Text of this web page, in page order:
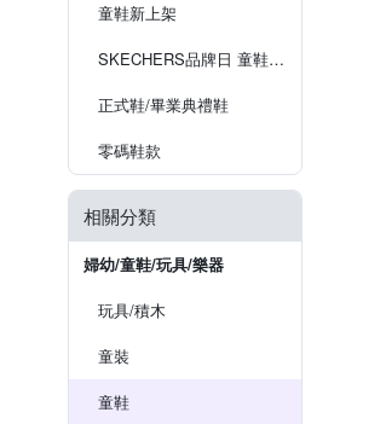
童鞋新上架
SKECHERS品牌日 童鞋特殺
正式鞋/畢業典禮鞋
零碼鞋款
相關分類
婦幼/童鞋/玩具/樂器
玩具/積木
童裝
童鞋